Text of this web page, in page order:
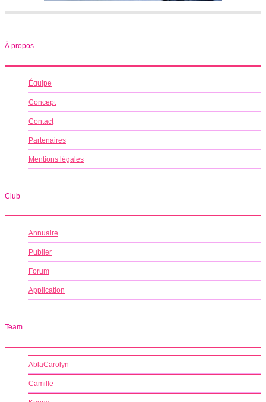
À propos
Équipe
Concept
Contact
Partenaires
Mentions légales
Club
Annuaire
Publier
Forum
Application
Team
AblaCarolyn
Camille